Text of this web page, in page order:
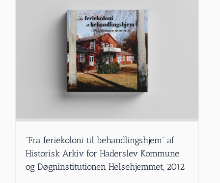
”Fra feriekoloni til behandlingshjem” af
Historisk Arkiv for Haderslev Kommune
og Døgninstitutionen Helsehjemmet, 2012